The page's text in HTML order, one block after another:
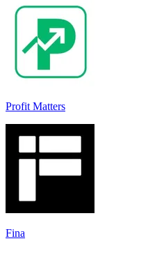
Profit Matters
Fina